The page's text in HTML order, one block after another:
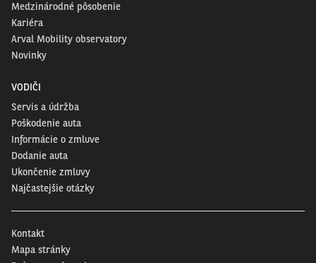
Medzinárodné pôsobenie
Kariéra
Arval Mobility observatory
Novinky
VODIČI
Servis a údržba
Poškodenie auta
Informácie o zmluve
Dodanie auta
Ukončenie zmluvy
Najčastejšie otázky
Kontakt
Mapa stránky